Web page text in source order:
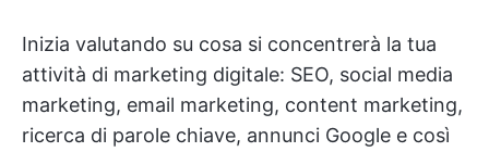
Inizia valutando su cosa si concentrerà la tua
attività di marketing digitale: SEO, social media
marketing, email marketing, content marketing,
ricerca di parole chiave, annunci Google e così